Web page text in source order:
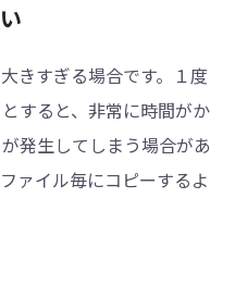
きすぎる場合です。１度
すると、非常に時間がか
発生してしまう場合があ
ァイル毎にコピーするよ